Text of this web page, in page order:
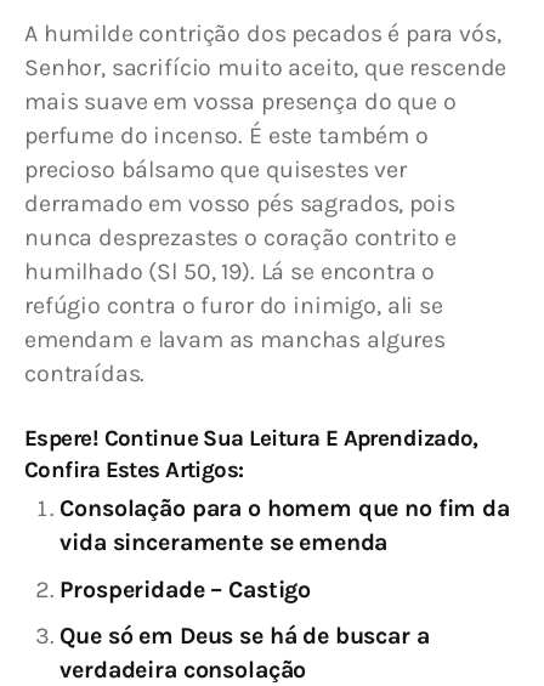
A humilde contrição dos pecados é para vós,
Senhor, sacrifício muito aceito, que rescende
mais suave em vossa presença do que o
perfume do incenso. É este também o
precioso bálsamo que quisestes ver
derramado em vosso pés sagrados, pois
nunca desprezastes o coração contrito e
humilhado (Sl 50, 19). Lá se encontra o
refúgio contra o furor do inimigo, ali se
emendam e lavam as manchas algures
contraídas.
Espere! Continue Sua Leitura E Aprendizado,
Confira Estes Artigos:
Consolação para o homem que no fim da
vida sinceramente se emenda
Prosperidade – Castigo
Que só em Deus se há de buscar a
verdadeira consolação